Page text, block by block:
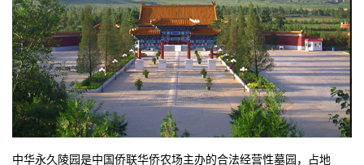
中华永久陵园是中国侨联华侨农场主办的合法经营性墓园，占地